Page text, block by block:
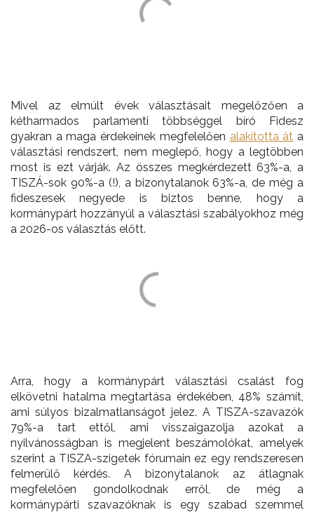
Mivel az elmúlt évek választásait megelőzően a
kétharmados parlamenti többséggel bíró Fidesz
gyakran a maga érdekeinek megfelelően alakította át a
választási rendszert, nem meglepő, hogy a legtöbben
most is ezt várják. Az összes megkérdezett 63%-a, a
TISZÁ-sok 90%-a (!), a bizonytalanok 63%-a, de még a
fideszesek negyede is biztos benne, hogy a
kormánypárt hozzányúl a választási szabályokhoz még
a 2026-os választás előtt.
Arra, hogy a kormánypárt választási csalást fog
elkövetni hatalma megtartása érdekében, 48% számít,
ami súlyos bizalmatlanságot jelez. A TISZA-szavazók
79%-a tart ettől, ami visszaigazolja azokat a
nyilvánosságban is megjelent beszámolókat, amelyek
szerint a TISZA-szigetek fórumain ez egy rendszeresen
felmerülő kérdés. A bizonytalanok az átlagnak
megfelelően gondolkodnak erről, de még a
kormánypárti szavazóknak is egy szabad szemmel